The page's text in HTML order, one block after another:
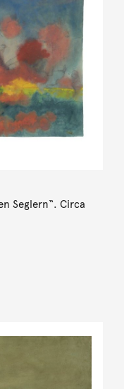
Seglern“. Circa